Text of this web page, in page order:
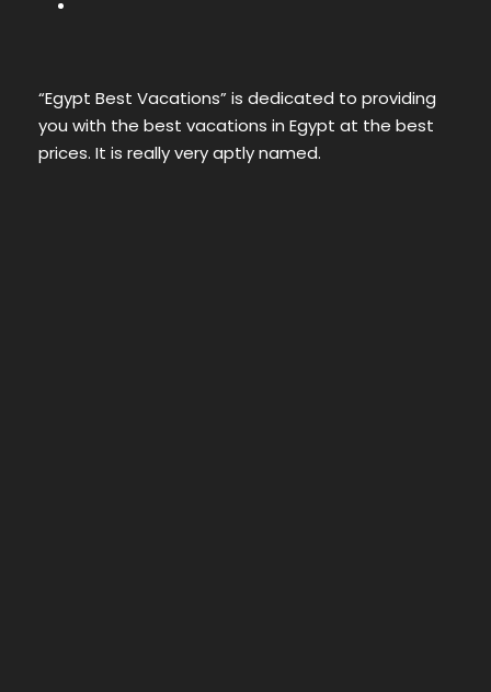
“Egypt Best Vacations” is dedicated to providing
you with the best vacations in Egypt at the best
prices. It is really very aptly named.